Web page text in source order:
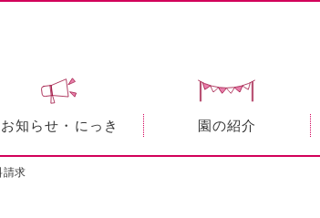
お知らせ・にっき 園の紹介
請求